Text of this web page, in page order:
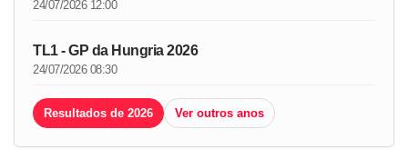
24/07/2026 12:00
TL1 - GP da Hungria 2026
24/07/2026 08:30
Resultados de 2026 Ver outros anos